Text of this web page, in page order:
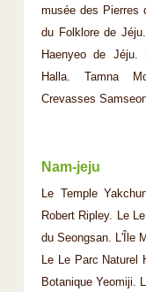
musée des Pierres
du Folklore de
Haenyeo de Jéju.
Halla. Tamna
Crevasses
Nam-jeju
Le Temple
Robert Ripley. Le
du Seongsan. L'Île
Le Le Parc Naturel
Botanique Yeomiji.